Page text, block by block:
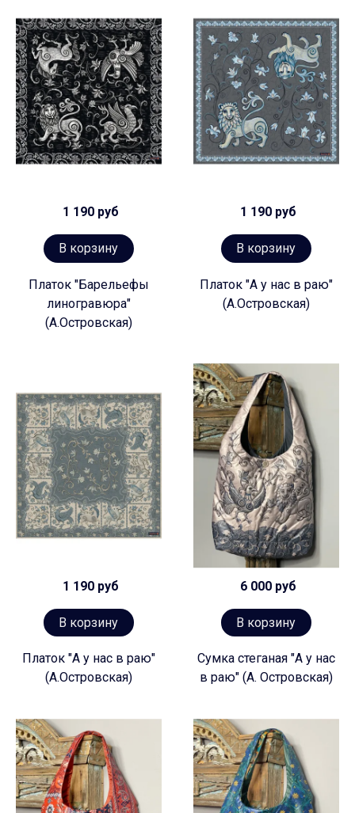
1 190 руб
В корзину
Платок "Барельефы
линогравюра"
(А.Островская)
1 190 руб
В корзину
Платок "А у нас в раю"
(А.Островская)
1 190 руб
В корзину
Платок "А у нас в раю"
(А.Островская)
6 000 руб
В корзину
Сумка стеганая "А у нас
в раю" (А. Островская)